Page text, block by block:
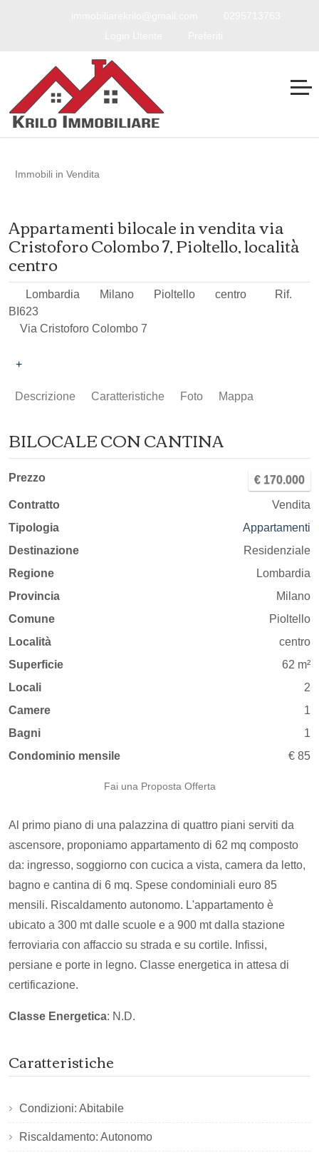
Immobili in Vendita
Appartamenti bilocale in vendita via
Cristoforo Colombo 7, Pioltello, località
centro
Lombardia Milano Pioltello centro
Rif.
BI623
Via Cristoforo Colombo 7
+
Descrizione Caratteristiche Foto Mappa
BILOCALE CON CANTINA
Prezzo € 170.000
Contratto
Vendita
Tipologia
Appartamenti
Destinazione
Residenziale
Regione
Lombardia
Provincia
Milano
Comune
Pioltello
Località
centro
Superficie
62 m²
Locali
2
Camere
1
Bagni
1
Condominio mensile
€ 85
Fai una Proposta Offerta
Al primo piano di una palazzina di quattro piani serviti da
ascensore, proponiamo appartamento di 62 mq composto
da: ingresso, soggiorno con cucica a vista, camera da letto,
bagno e cantina di 6 mq. Spese condominiali euro 85
mensili. Riscaldamento autonomo. L'appartamento è
ubicato a 300 mt dalle scuole e a 900 mt dalla stazione
ferroviaria con affaccio su strada e su cortile. Infissi,
persiane e porte in legno. Classe energetica in attesa di
certificazione.
Classe Energetica: N.D.
Caratteristiche
Condizioni: Abitabile
Riscaldamento: Autonomo